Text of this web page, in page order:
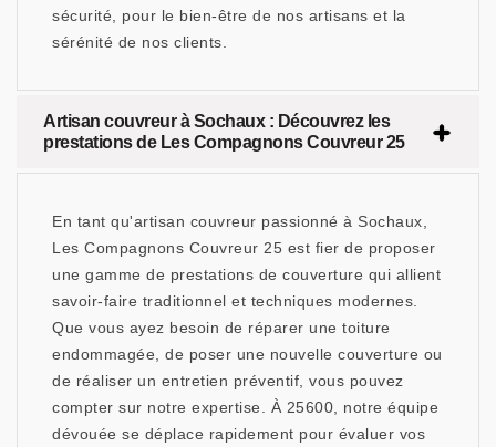
sécurité, pour le bien-être de nos artisans et la
sérénité de nos clients.
Artisan couvreur à Sochaux : Découvrez les
prestations de Les Compagnons Couvreur 25
En tant qu'artisan couvreur passionné à Sochaux,
Les Compagnons Couvreur 25 est fier de proposer
une gamme de prestations de couverture qui allient
savoir-faire traditionnel et techniques modernes.
Que vous ayez besoin de réparer une toiture
endommagée, de poser une nouvelle couverture ou
de réaliser un entretien préventif, vous pouvez
compter sur notre expertise. À 25600, notre équipe
dévouée se déplace rapidement pour évaluer vos